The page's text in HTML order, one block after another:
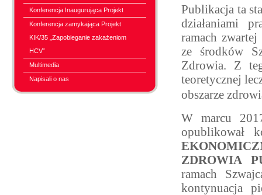
Konferencja Inaugurująca Projekt
Konferencja zamykająca Projekt
KIK/35 „Zapobieganie zakażeniom
HCV”
Multimedia
Napisali o nas
Publikacja ta
działaniami
ramach
ze środków
Zdrowia. Z
teoretycznej
obszarze
W marcu
opublikował
ZDROWIA
ramach
kontynuacja